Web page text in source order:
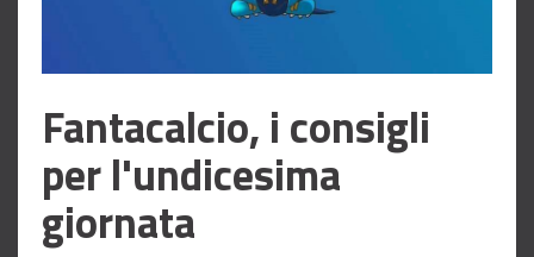
Fantacalcio, i consigli
per l'undicesima
giornata